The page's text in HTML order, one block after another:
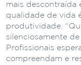
mais descontraída
qualidade de vida
produtividade.
silenciosamente
Profissionais
compreendam e